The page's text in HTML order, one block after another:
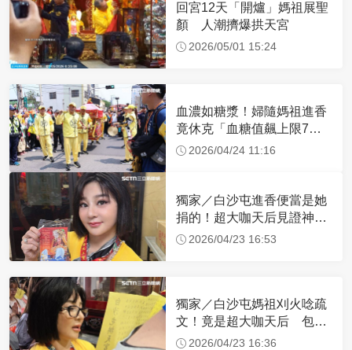
回宮12天「開爐」媽祖展聖
顏 人潮擠爆拱天宮
2026/05/01 15:24
血濃如糖漿！婦隨媽祖進香
竟休克「血糖值飆上限7
倍」 醫曝原因
2026/04/24 11:16
獨家／白沙屯進香便當是她
捐的！超大咖天后見證神
蹟 一靠近媽祖就爆哭
2026/04/23 16:53
獨家／白沙屯媽祖刈火唸疏
文！竟是超大咖天后 包尿
布忍尿5小時不喊累
2026/04/23 16:36